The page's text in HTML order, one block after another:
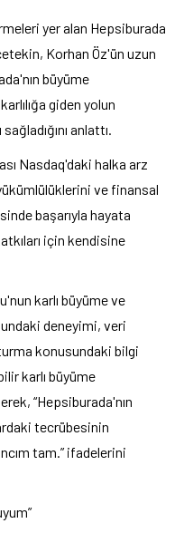
yer alan Hepsiburada
Korhan Öz'ün uzun
büyüme
giden yolun
anlattı.
Nasdaq'daki halka arz
ve finansal
başarıyla hayata
için kendisine
karlı büyüme ve
deneyimi, veri
konusundaki bilgi
karlı büyüme
“Hepsiburada'nın
tecrübesinin
tam.” ifadelerini